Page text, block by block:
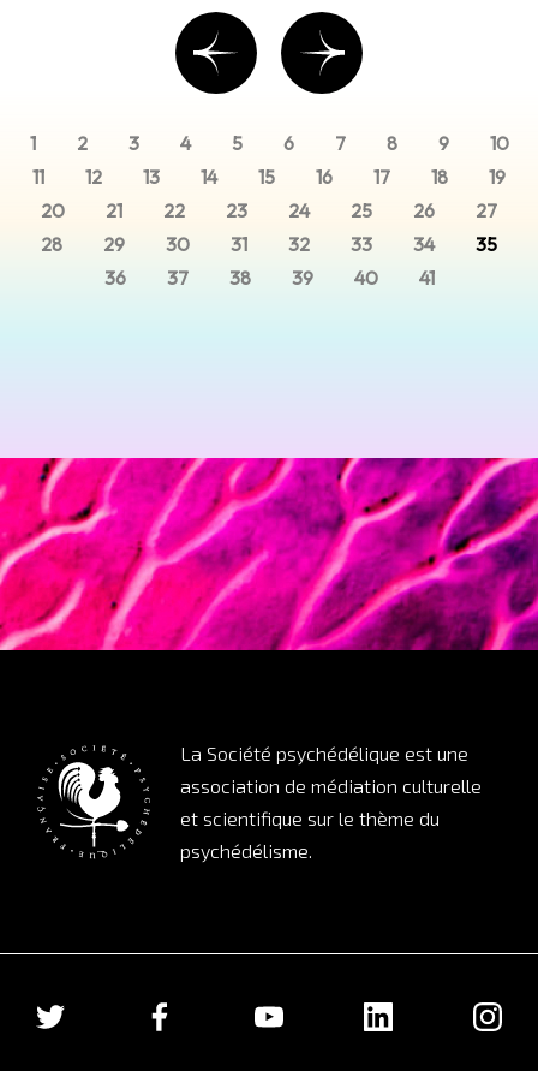
1 2 3 4 5 6 7 8 9
10
11
12 13 14 15 16 17 18
19
20
21 22 23 24 25 26
27
28
29 30 31 32 33 34
35
36
37 38 39 40 41
La Société psychédélique est une
association de médiation culturelle
et scientifique sur le thème du
psychédélisme.